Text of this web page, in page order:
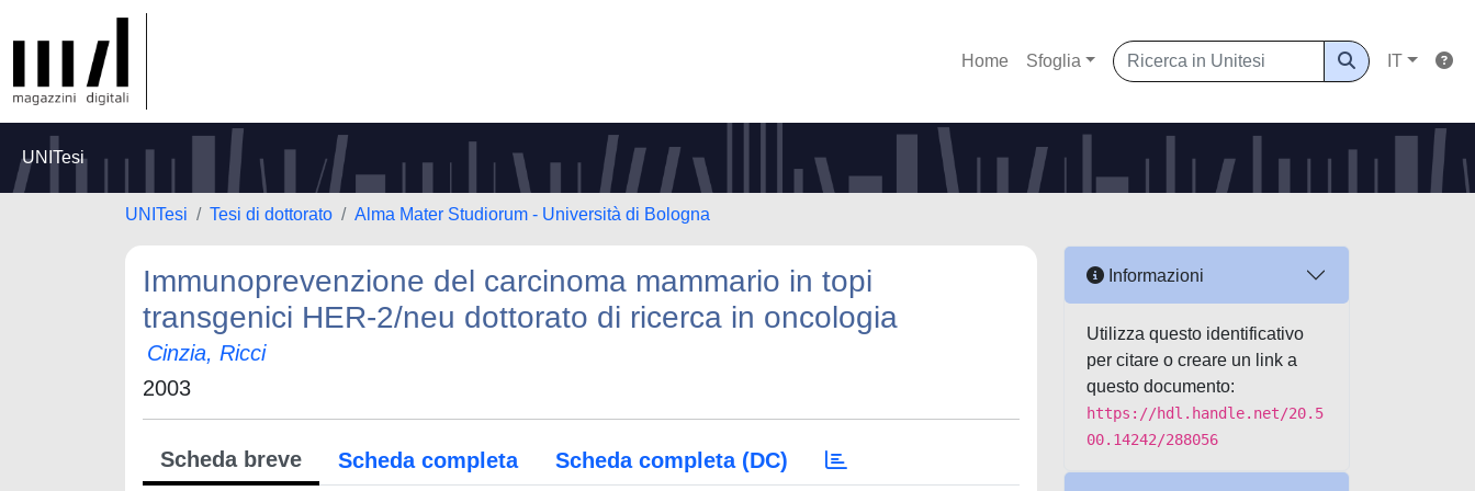
Home Sfoglia IT
UNITesi
UNITesi Tesi di dottorato Alma Mater Studiorum - Università di Bologna
Immunoprevenzione del carcinoma mammario in topi
transgenici HER-2/neu dottorato di ricerca in oncologia
Cinzia, Ricci
2003
Scheda breve Scheda completa Scheda completa (DC)
Informazioni
Utilizza questo identificativo
per citare o creare un link a
questo documento:
https://hdl.handle.net/20.5
00.14242/288056